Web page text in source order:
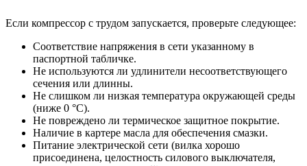
Если компрессор с трудом запускается, проверьте следующее:
Соответствие напряжения в сети указанному в
паспортной табличке.
Не используются ли удлинители несоответствующего
сечения или длинны.
Не слишком ли низкая температура окружающей среды
(ниже 0 °C).
Не повреждено ли термическое защитное покрытие.
Наличие в картере масла для обеспечения смазки.
Питание электрической сети (вилка хорошо
присоединена, целостность силового выключателя,